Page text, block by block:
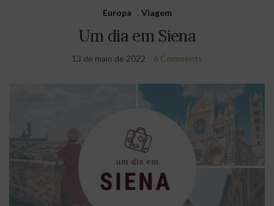
Europa , Viagem
Um dia em Siena
13 de maio de 2022 6 Comments